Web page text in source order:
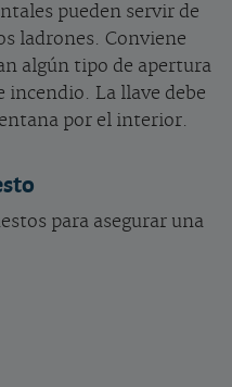
pueden servir de
ladrones. Conviene
algún tipo de apertura
incendio. La llave debe
por el interior.
para asegurar una